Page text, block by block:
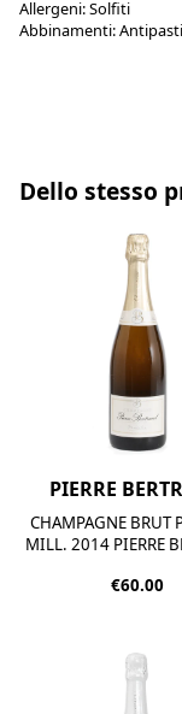
Allergeni:Solfiti
Abbinamenti:
Dello stesso
PIERRE
CHAMPAGNE BRUT
MILL. 2014 PIERRE
€60.00